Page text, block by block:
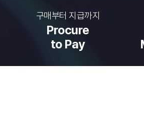
구매부터 지급까지
Procure
to Pay